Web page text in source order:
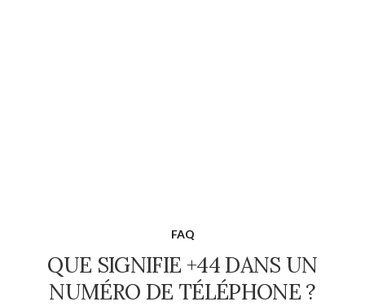
FAQ
QUE SIGNIFIE +44 DANS UN
NUMÉRO DE TÉLÉPHONE ?